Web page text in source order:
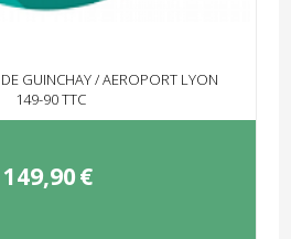
GUINCHAY / AEROPORT LYON
149-90 TTC
149,90€